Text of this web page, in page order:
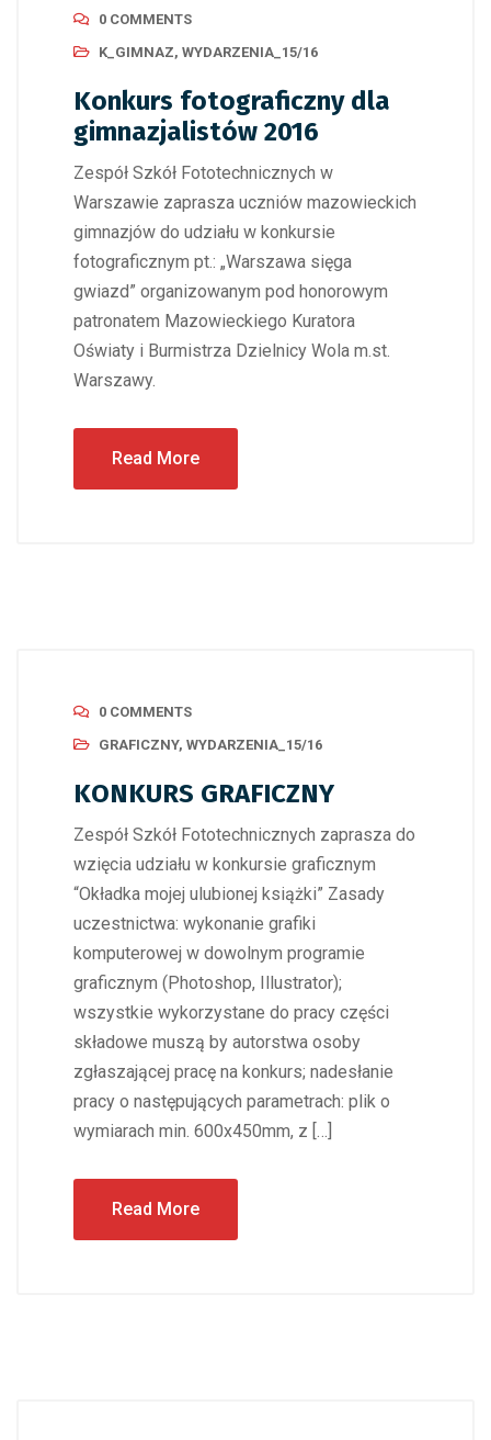
0 COMMENTS
K_GIMNAZ, WYDARZENIA_15/16
Konkurs fotograficzny dla
gimnazjalistów 2016
Zespół Szkół Fototechnicznych w
Warszawie zaprasza uczniów mazowieckich
gimnazjów do udziału w konkursie
fotograficznym pt.: „Warszawa sięga
gwiazd” organizowanym pod honorowym
patronatem Mazowieckiego Kuratora
Oświaty i Burmistrza Dzielnicy Wola m.st.
Warszawy.
Read More
0 COMMENTS
GRAFICZNY, WYDARZENIA_15/16
KONKURS GRAFICZNY
Zespół Szkół Fototechnicznych zaprasza do
wzięcia udziału w konkursie graficznym
“Okładka mojej ulubionej książki” Zasady
uczestnictwa: wykonanie grafiki
komputerowej w dowolnym programie
graficznym (Photoshop, Illustrator);
wszystkie wykorzystane do pracy części
składowe muszą by autorstwa osoby
zgłaszającej pracę na konkurs; nadesłanie
pracy o następujących parametrach: plik o
wymiarach min. 600x450mm, z […]
Read More